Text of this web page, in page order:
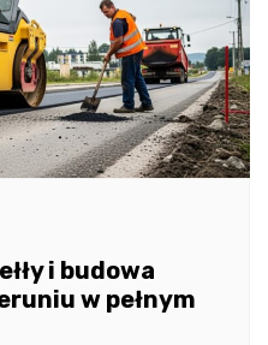
i budowa
w pełnym